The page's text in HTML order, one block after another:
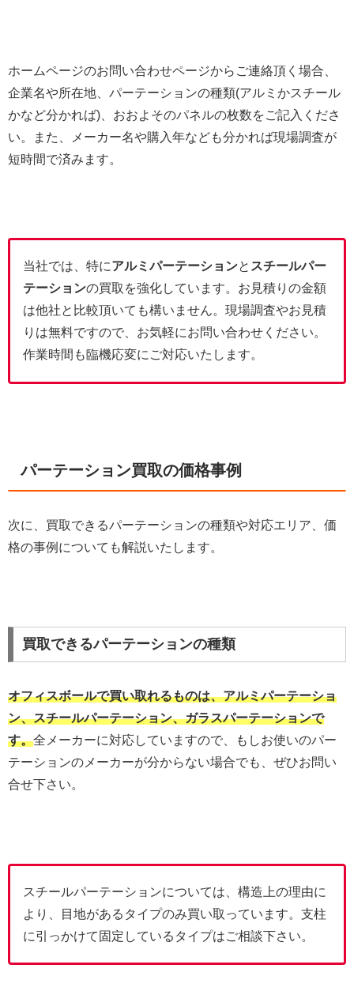
ホームページのお問い合わせページからご連絡頂く場合、
企業名や所在地、パーテーションの種類(アルミかスチール
かなど分かれば)、おおよそのパネルの枚数をご記入くださ
い。また、メーカー名や購入年なども分かれば現場調査が
短時間で済みます。
当社では、特にアルミパーテーションと スチールパー
テーションの買取を強化しています。お見積りの金額
は他社と比較頂いても構いません。現場調査やお見積
りは無料ですので、お気軽にお問い合わせください。
作業時間も臨機応変にご対応いたします。
パーテーション買取の価格事例
次に、買取できるパーテーションの種類や対応エリア、価
格の事例についても解説いたします。
買取できるパーテーションの種類
オフィスボールで買い取れるものは、アルミパーテーショ
ン、スチールパーテーション、ガラスパーテーションで
す。全メーカーに対応していますので、もしお使いのパー
テーションのメーカーが分からない場合でも、ぜひお問い
合せ下さい。
スチールパーテーションについては、構造上の理由に
より、目地があるタイプのみ買い取っています。支柱
に引っかけて固定しているタイプはご相談下さい。